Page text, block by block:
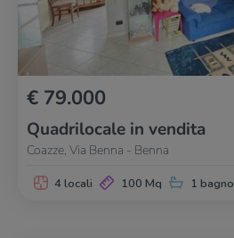
€ 79.000
Quadrilocale in vendita
Coazze, Via Benna - Benna
4 locali 100 Mq 1 bagno